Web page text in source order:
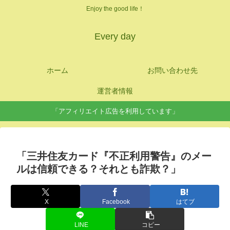
Enjoy the good life！
Every day
ホーム お問い合わせ先
運営者情報
「アフィリエイト広告を利用しています」
「三井住友カード『不正利用警告』のメー
ルは信頼できる？それとも詐欺？」
X Facebook はてブ
LINE コピー